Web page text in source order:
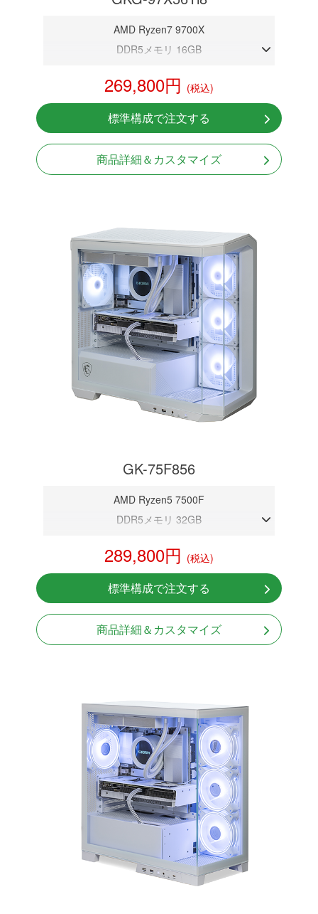
AMD Ryzen7 9700X
DDR5メモリ 16GB
NVMeSSD 1TB
無線LAN Bluetooth対応
Windows11 Home 64bit
269,800円 (税込)
標準構成で注文する
商品詳細＆カスタマイズ
GK-75F856
AMD Ryzen5 7500F
DDR5メモリ 32GB
NVMeSSD 1TB
無線LAN Bluetooth対応
Windows11 Home 64bit
289,800円 (税込)
標準構成で注文する
商品詳細＆カスタマイズ